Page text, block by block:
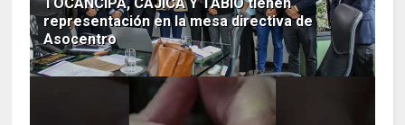
TOCANCIPÁ, CAJICÁ Y TABIO tienen
representación en la mesa directiva de
Asocentro